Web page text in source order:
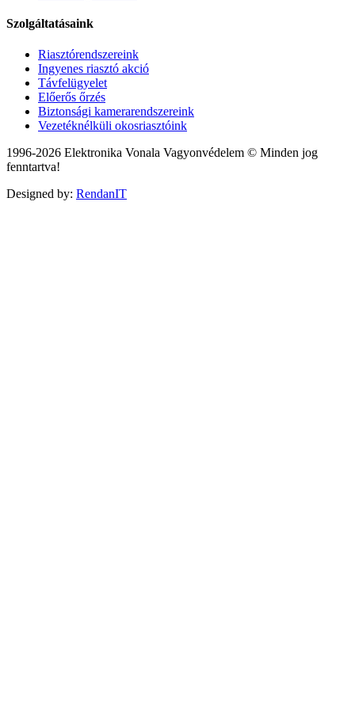
Szolgáltatásaink
Riasztórendszereink
Ingyenes riasztó akció
Távfelügyelet
Előerős őrzés
Biztonsági kamerarendszereink
Vezetéknélküli okosriasztóink
1996-2026 Elektronika Vonala Vagyonvédelem © Minden jog
fenntartva!
Designed by: RendanIT